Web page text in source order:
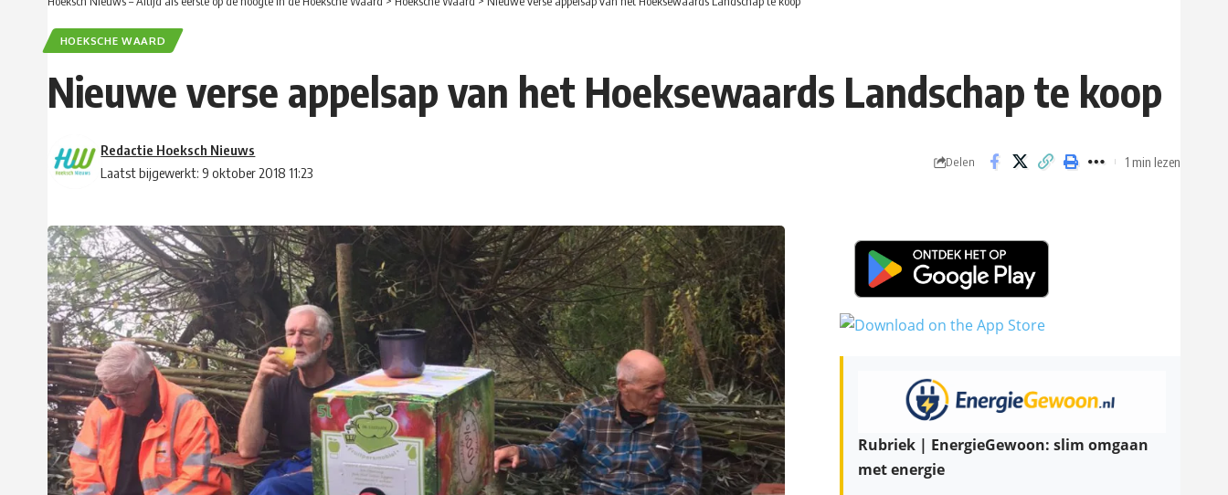
HOEKSCHE WAARD
Nieuwe verse appelsap van het Hoeksewaards Landschap te koop
Laatst bijgewerkt: 9 oktober 2018 11:23
Redactie Hoeksch Nieuws
Delen 1 min lezen
Rubriek | EnergieGewoon: slim omgaan
met energie